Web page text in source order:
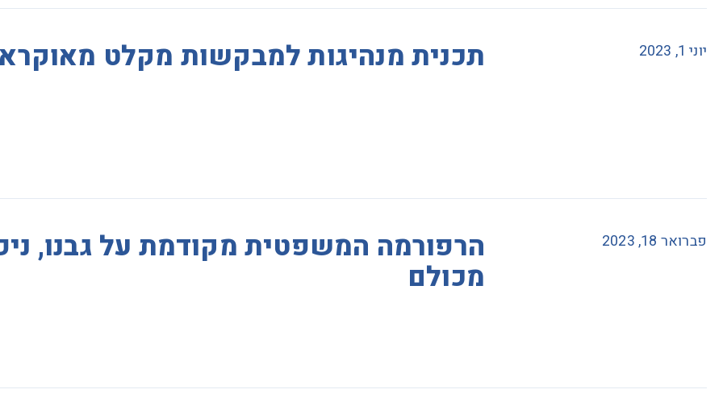
יוני 1, 2023 תכנית מנהיגות למבקשות מקלט
פברואר 18, 2023 הרפורמה המשפטית מקודמת על גבנו,
מכולם